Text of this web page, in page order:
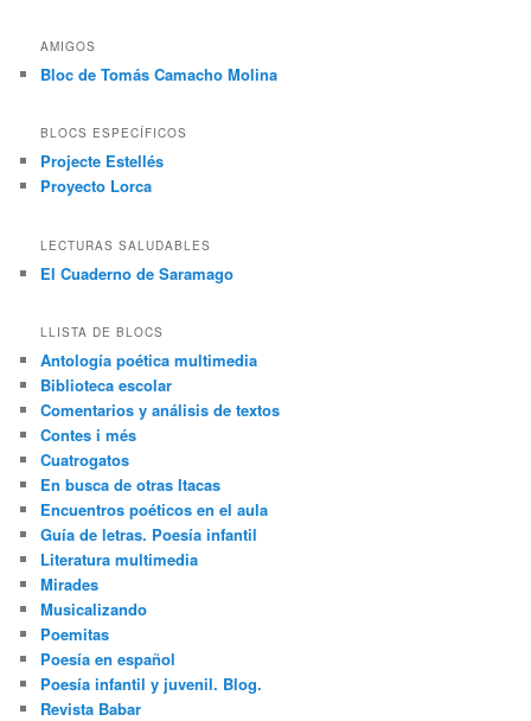
AMIGOS
Bloc de Tomás Camacho Molina
BLOCS ESPECÍFICOS
Projecte Estellés
Proyecto Lorca
LECTURAS SALUDABLES
El Cuaderno de Saramago
LLISTA DE BLOCS
Antología poética multimedia
Biblioteca escolar
Comentarios y análisis de textos
Contes i més
Cuatrogatos
En busca de otras Itacas
Encuentros poéticos en el aula
Guía de letras. Poesía infantil
Literatura multimedia
Mirades
Musicalizando
Poemitas
Poesía en español
Poesía infantil y juvenil. Blog.
Revista Babar